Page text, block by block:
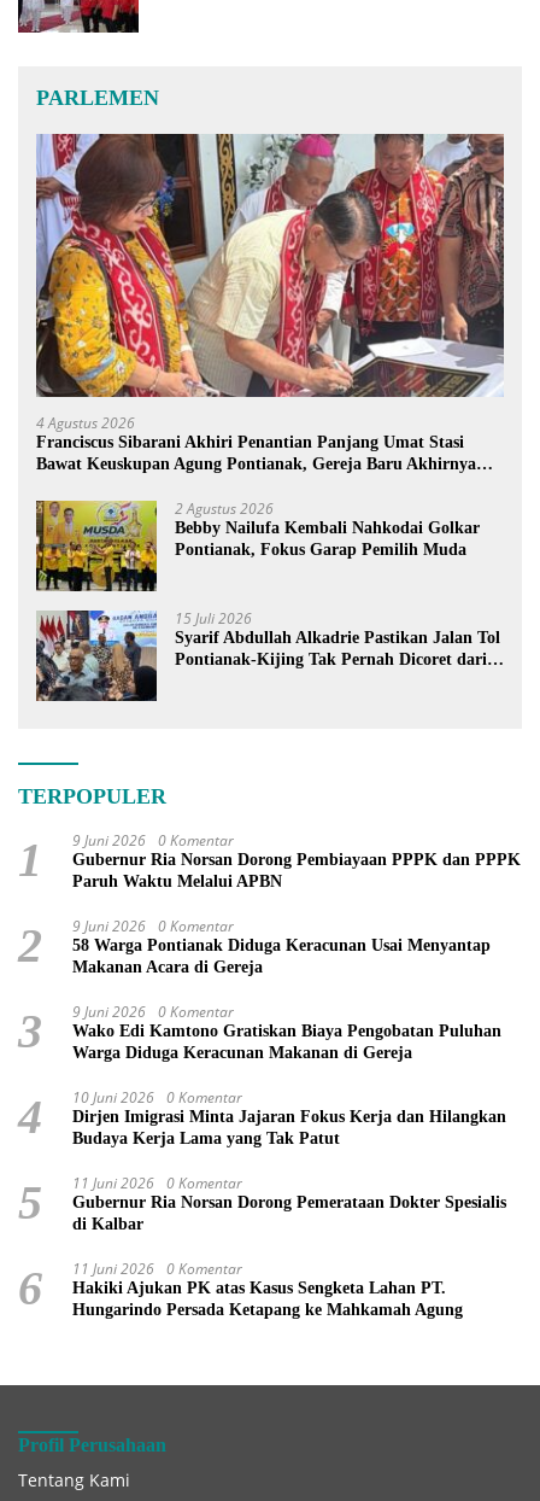
PARLEMEN
4 Agustus 2026
Franciscus Sibarani Akhiri Penantian Panjang Umat Stasi
Bawat Keuskupan Agung Pontianak, Gereja Baru Akhirnya
2 Agustus 2026
Bebby Nailufa Kembali Nahkodai Golkar
Pontianak, Fokus Garap Pemilih Muda
15 Juli 2026
Syarif Abdullah Alkadrie Pastikan Jalan Tol
Pontianak-Kijing Tak Pernah Dicoret dari
TERPOPULER
1 9 Juni 2026 0 Komentar
Gubernur Ria Norsan Dorong Pembiayaan PPPK dan PPPK
Paruh Waktu Melalui APBN
2 9 Juni 2026 0 Komentar
58 Warga Pontianak Diduga Keracunan Usai Menyantap
Makanan Acara di Gereja
3 9 Juni 2026 0 Komentar
Wako Edi Kamtono Gratiskan Biaya Pengobatan Puluhan
Warga Diduga Keracunan Makanan di Gereja
4 10 Juni 2026 0 Komentar
Dirjen Imigrasi Minta Jajaran Fokus Kerja dan Hilangkan
Budaya Kerja Lama yang Tak Patut
5 11 Juni 2026 0 Komentar
Gubernur Ria Norsan Dorong Pemerataan Dokter Spesialis
di Kalbar
6 11 Juni 2026 0 Komentar
Hakiki Ajukan PK atas Kasus Sengketa Lahan PT.
Hungarindo Persada Ketapang ke Mahkamah Agung
Profil Perusahaan
Tentang Kami